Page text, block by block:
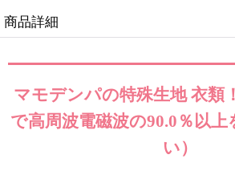
商品詳細
マモデンパの特殊生地 衣類
で高周波電磁波の90.0％以
い）